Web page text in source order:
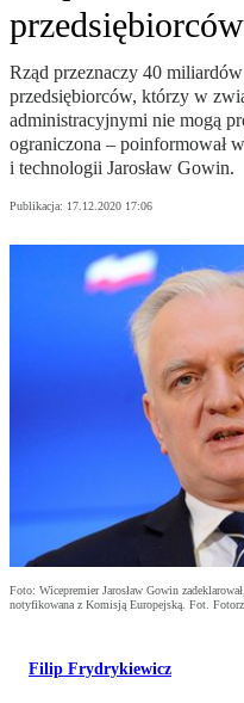
przedsiębiorców
Rząd przeznaczy 40
przedsiębiorców, którzy w
administracyjnymi nie mogą
ograniczona – poinformował
i technologii Jarosław Gowin.
Publikacja: 17.12.2020 17:06
Foto: Wicepremier Jarosław Gowin
notyfikowana z Komisją Europejską. Fot.
Filip Frydrykiewicz